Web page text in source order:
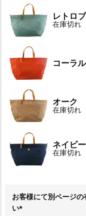
レトロ
在庫切れ
コーラ
オーク
在庫切れ
ネイビー
在庫切れ
お客様にて別ページ
い